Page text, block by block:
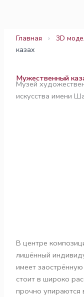
Главная › 3D
казах
Мужественный
Музей
искусства имени
В центре
лишённый
имеет
стоит в широко
прочно упираются